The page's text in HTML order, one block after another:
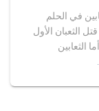
في الحلم
الثعبان الأول
الثعابين